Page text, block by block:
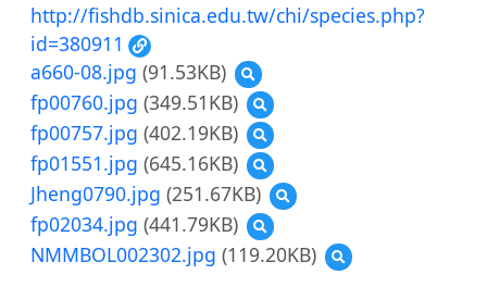
http://fishdb.sinica.edu.tw/chi/species.php?
id=380911
a660-08.jpg (91.53KB)
預
覽
a660-
08.jpg
fp00760.jpg (349.51KB)
預
覽
fp00760.jpg
fp00757.jpg (402.19KB)
預
覽
fp00757.jpg
fp01551.jpg (645.16KB)
預
覽
fp01551.jpg
Jheng0790.jpg (251.67KB)
預
覽
fp02034.jpg (441.79KB)
預
覽
fp02034.jpg
NMMBOL002302.jpg (119.20KB)
預
覽